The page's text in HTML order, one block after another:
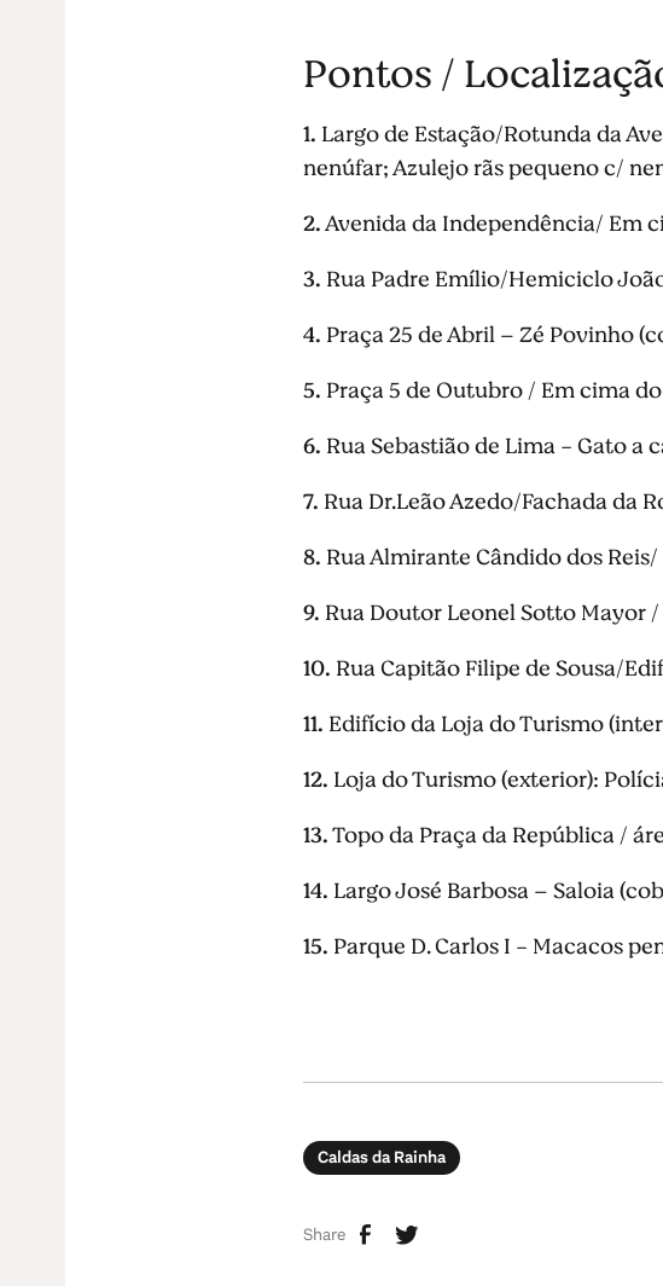
Pontos /
1. Largo de Estação/Rotunda da
nenúfar; Azulejo rãs pequeno c/
2.Avenida da Independência/ Em
3. Rua Padre Emílio/Hemiciclo
4. Praça 25 de Abril – Zé Povinho
5. Praça 5 de Outubro / Em cima
6. Rua Sebastião de Lima - Gato a
7. Rua Dr.Leão Azedo/Fachada da
8. Rua Almirante Cândido dos
9. Rua Doutor Leonel Sotto Mayor
10. Rua Capitão Filipe de Sousa/
11. Edifício da Loja do Turismo
12. Loja do Turismo (exterior):
13.Topo da Praça da República /
14. Largo José Barbosa – Saloia
15. Parque D. Carlos I - Macacos
Caldas da Rainha
Share